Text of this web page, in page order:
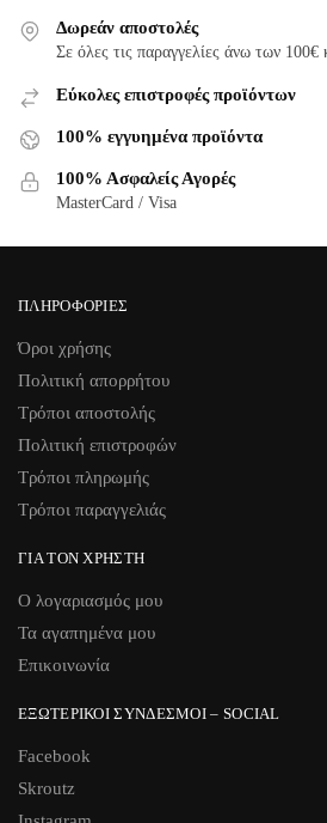
Δωρεάν αποστολές
Σε όλες τις παραγγελίες άνω των 100€
Εύκολες επιστροφές προϊόντων
100% εγγυημένα προϊόντα
100% Ασφαλείς Αγορές
MasterCard / Visa
ΠΛΗΡΟΦΟΡΊΕΣ
Όροι χρήσης
Πολιτική απορρήτου
Τρόποι αποστολής
Πολιτική επιστροφών
Τρόποι πληρωμής
Τρόποι παραγγελιάς
ΓΙΑ ΤΟΝ ΧΡΉΣΤΗ
Ο λογαριασμός μου
Τα αγαπημένα μου
Επικοινωνία
ΕΞΩΤΕΡΙΚΟΊ ΣΎΝΔΕΣΜΟΙ – SOCIAL
Facebook
Skroutz